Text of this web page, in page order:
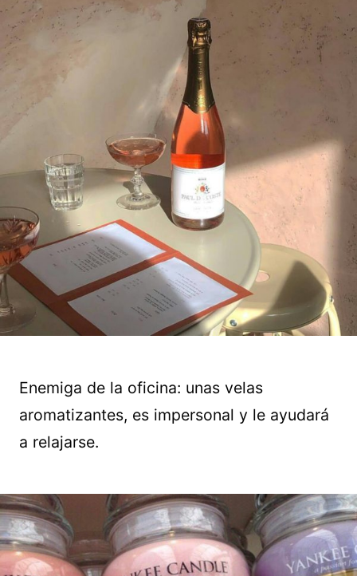
Enemiga de la oficina: unas velas
aromatizantes, es impersonal y le ayudará
a relajarse.